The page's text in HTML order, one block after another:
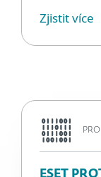
Zjistit více
ESET